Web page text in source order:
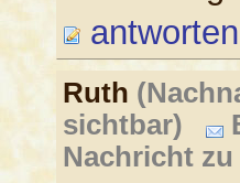
antworten
Ruth
sichtbar)
Nachricht